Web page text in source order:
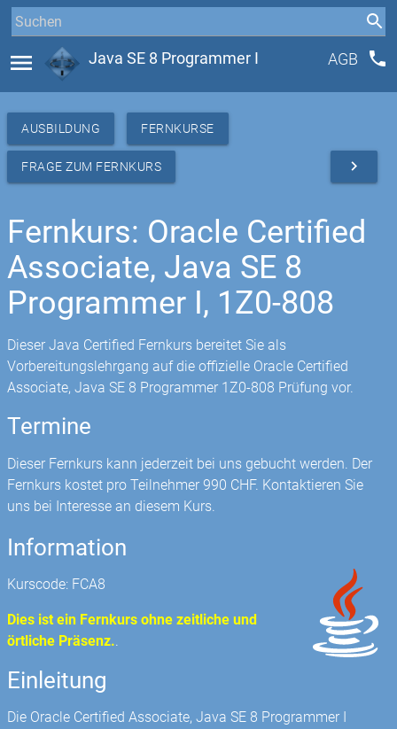
menu Java SE 8 Programmer I AGB phone
AUSBILDUNG FERNKURSE
FRAGE ZUM FERNKURS navigate_next
Fernkurs: Oracle Certified
Associate, Java SE 8
Programmer I, 1Z0-808
Dieser Java Certified Fernkurs bereitet Sie als
Vorbereitungslehrgang auf die offizielle Oracle Certified
Associate, Java SE 8 Programmer 1Z0-808 Prüfung vor.
Termine
Dieser Fernkurs kann jederzeit bei uns gebucht werden. Der
Fernkurs kostet pro Teilnehmer 990 CHF. Kontaktieren Sie
uns bei Interesse an diesem Kurs.
Information
Kurscode: FCA8
Dies ist ein Fernkurs ohne zeitliche und
örtliche Präsenz..
Einleitung
Die Oracle Certified Associate, Java SE 8 Programmer I